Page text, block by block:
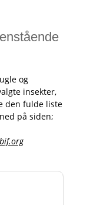
og
insekter,
den fulde liste
på siden;